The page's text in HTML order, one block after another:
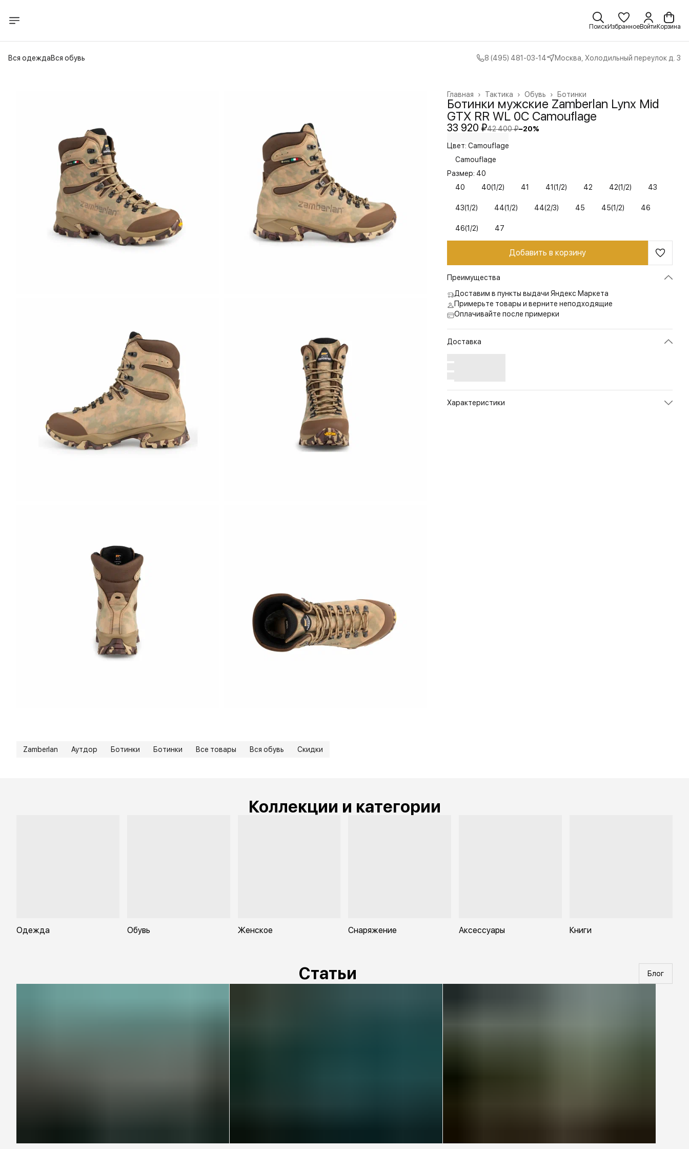
ПоискИзбранноеВойти Корзина
Вся одеждаВся обувь 8 (495) 481-03-14 Москва, Холодильный переулок д. 3
Ботинки
Обувь ›
Тактика ›
Главная ›
Ботинки мужские Zamberlan Lynx Mid
GTX RR WL 0C Camouflage
33 920 ₽42 400 ₽−20%
Цвет: Camouflage
Camouflage
Размер: 40
40
40(1/2) 41 41(1/2) 42 42(1/2) 43
43(1/2) 44(1/2) 44(2/3) 45 45(1/2) 46
46(1/2) 47
Добавить в корзину
Преимущества
Доставим в пункты выдачи Яндекс Маркета
Примерьте товары и верните неподходящие
Оплачивайте после примерки
Доставка
Характеристики
Zamberlan Аутдор Ботинки Ботинки Все товары Вся обувь Скидки
Коллекции и категории
Одежда Обувь Женское Снаряжение Аксессуары Книги
Статьи Блог